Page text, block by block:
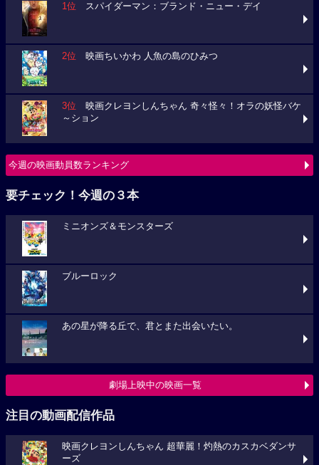
1位 スパイダーマン：ブランド・ニュー・デイ
2位 映画ちいかわ 人魚の島のひみつ
3位 映画クレヨンしんちゃん 奇々怪々！オラの妖怪バケ
～ション
今週の映画動員数ランキング
要チェック！今週の３本
ミニオンズ＆モンスターズ
ブルーロック
あの星が降る丘で、君とまた出会いたい。
劇場上映中の映画一覧
注目の動画配信作品
映画クレヨンしんちゃん 超華麗！灼熱のカスカベダンサ
ーズ